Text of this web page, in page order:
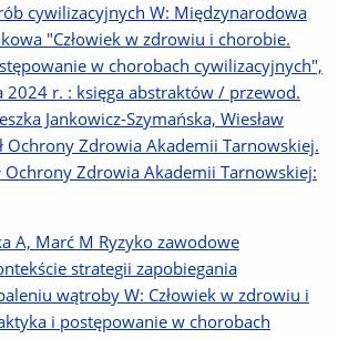
cywilizacyjnych W: Międzynarodowa
"Człowiek w zdrowiu i chorobie.
w chorobach cywilizacyjnych",
2024 r. : księga abstraktów / przewod.
Jankowicz-Szymańska, Wiesław
Ochrony Zdrowia Akademii Tarnowskiej.
Ochrony Zdrowia Akademii Tarnowskiej:
A, Marć M Ryzyko zawodowe
strategii zapobiegania
wątroby W: Człowiek w zdrowiu i
i postępowanie w chorobach